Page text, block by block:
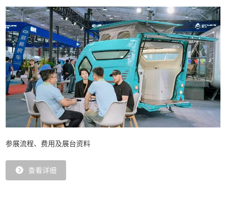
参展流程、费用及展台资料
查看详细